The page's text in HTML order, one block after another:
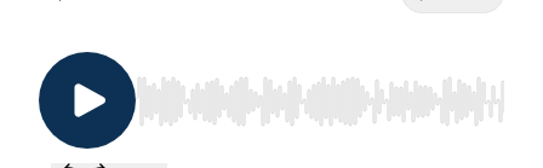
Use Left/Right to seek, Home/End to jump to